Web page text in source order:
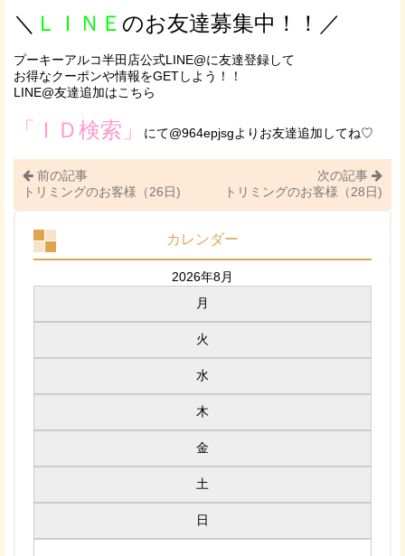
＼ ＬＩＮＥ のお友達募集中！！／
プーキーアルコ半田店公式LINE@に友達登録して
お得なクーポンや情報をGETしよう！！
LINE@友達追加はこちら
「ＩＤ検索」 にて@964epjsgよりお友達追加してね♡
前の記事
トリミングのお客様（26日)
次の記事
トリミングのお客様（28日)
カレンダー
2026年8月
月
火
水
木
金
土
日